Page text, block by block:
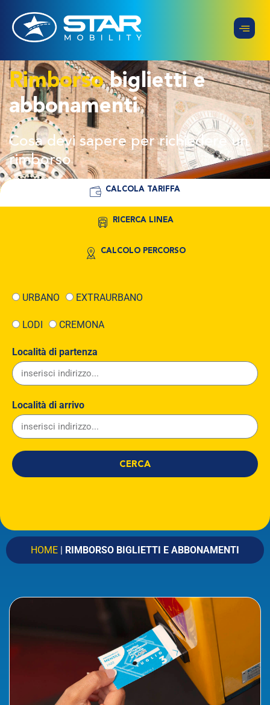
CALCOLA TARIFFA
RICERCA LINEA
CALCOLO PERCORSO
URBANO EXTRAURBANO
LODI CREMONA
Località di partenza
Località di arrivo
CERCA
Linea
CERCA
Partenza
Arrivo
Rimborsobiglietti e
abbonamenti
Cosa devi sapere per richiedere un
rimborso
HOME RIMBORSO BIGLIETTI E ABBONAMENTI